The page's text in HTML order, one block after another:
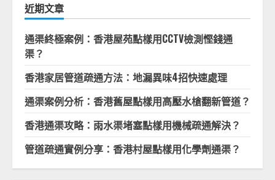
字:
近期文章
通渠終極案例：香港屋苑點樣用CCTV檢測慳錢通
渠？
香港家居管道疏通方法：地漏異味4招快速處理
通渠案例分析：香港舊屋點樣用高壓水槍翻新管道？
香港通渠攻略：雨水渠堵塞點樣用機械疏通解決？
管道疏通實例分享：香港村屋點樣用化學劑通渠？